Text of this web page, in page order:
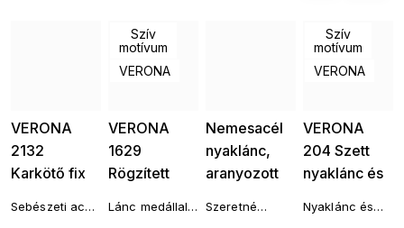
VERONA
2132
Karkötő fix
Sebészeti acél
Szív
motívum
VERONA
VERONA
1629
Rögzített
Lánc medállal,
Nemesacél
nyaklánc,
aranyozott
Szeretné
Szív
motívum
VERONA
VERONA
204 Szett
nyaklánc és
medálokkal,
Nyaklánc és